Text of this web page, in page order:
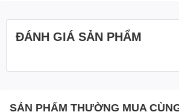
ĐÁNH GIÁ SẢN PHẨM
SẢN PHẨM THƯỜNG MUA